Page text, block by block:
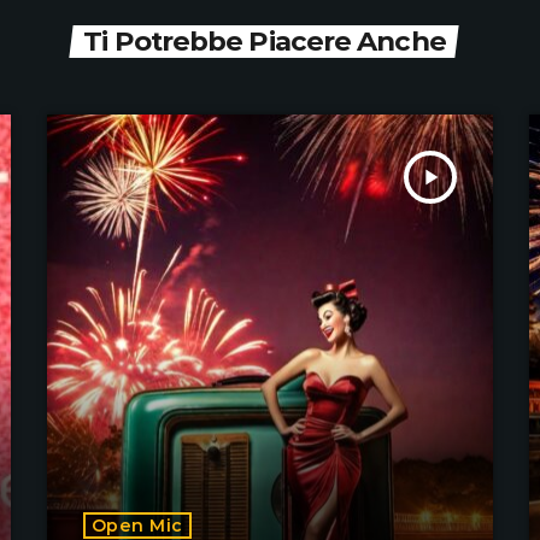
Ti Potrebbe Piacere Anche
play_arrow
Open Mic